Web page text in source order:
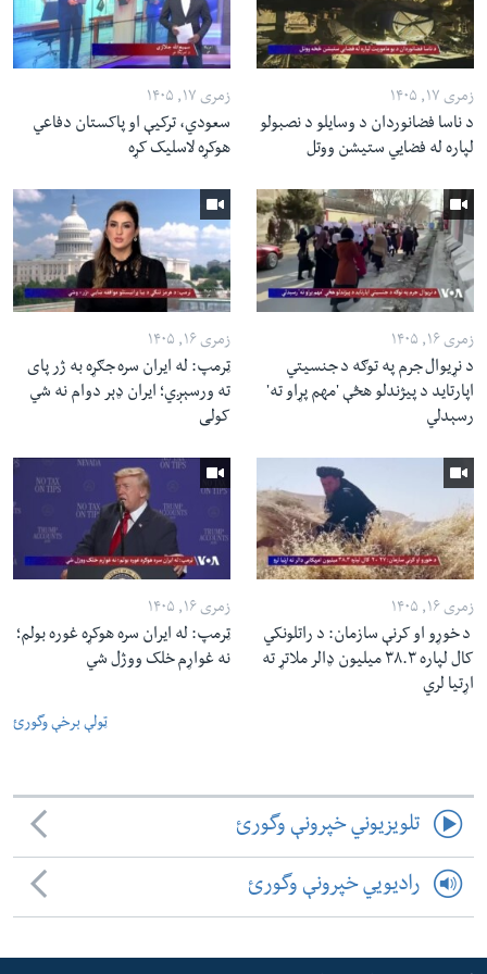
زمری ۱۷, ۱۴۰۵
د ناسا فضانوردان د وسایلو د نصبولو
لپاره له فضایي ستیشن ووتل
زمری ۱۷, ۱۴۰۵
سعودي، ترکیې او پاکستان دفاعي
هوکړه لاسلیک کړه
زمری ۱۶, ۱۴۰۵
د نړیوال جرم په توګه د جنسیتي
اپارتاید د پیژندلو هڅې 'مهم پړاو ته'
رسېدلي
زمری ۱۶, ۱۴۰۵
ټرمپ: له ایران سره جګړه به ژر پای
ته ورسېږي؛ ایران ډېر دوام نه شي
کولی
زمری ۱۶, ۱۴۰۵
د خوړو او کرنې سازمان: د راتلونکي
کال لپاره ۳۸.۳ میلیون ډالر ملاتړ ته
اړتیا لري
زمری ۱۶, ۱۴۰۵
ټرمپ: له ایران سره هوکړه غوره بولم؛
نه غواړم خلک ووژل شي
ټولې برخې وگورئ
تلویزیوني خپرونې وگورئ
رادیویي خپرونې وگورئ